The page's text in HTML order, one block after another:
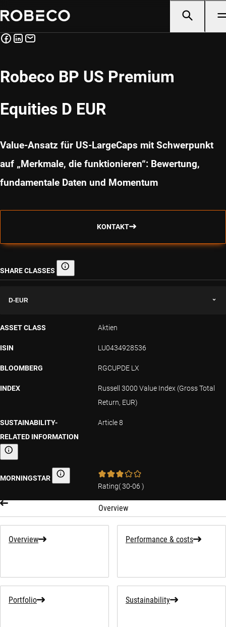
Robeco BP US Premium
Equities D EUR
Value-Ansatz für US-LargeCaps mit Schwerpunkt
auf „Merkmale, die funktionieren“: Bewertung,
fundamentale Daten und Momentum
KONTAKT
SHARE CLASSES Share classes
D-EUR
ASSET CLASS Aktien
ISIN LU0434928536
BLOOMBERG RGCUPDE LX
INDEX
Russell 3000 Value Index (Gross Total
Return, EUR)
SUSTAINABILITY-
RELATED INFORMATION
Sustainability-related information
Article 8
MORNINGSTAR Morningstar
Rating(30-06 )
Overview
Overview Performance & costs
Portfolio Sustainability